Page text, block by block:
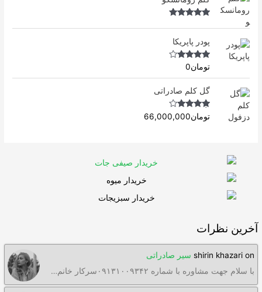
f
5
out of 5
پودر پاپریکا
Rated4.50
out of 5
تومان0
گل کلم صادراتی
Rated4.63
out of 5
تومان66,000,000
آخرین نظرات
shirin khazari on
سیر صادراتی
با سلام جهت مشاوره با شماره ۰۹۱۳۱۰۰۹۳۴۲سرکار خانم…